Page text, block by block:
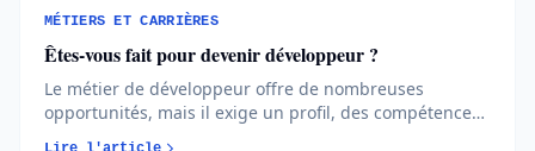
MÉTIERS ET CARRIÈRES
Êtes-vous fait pour devenir développeur ?
Le métier de développeur offre de nombreuses
opportunités, mais il exige un profil, des compétences
et un parcours cohérents. Avant de vous lancer, mieux